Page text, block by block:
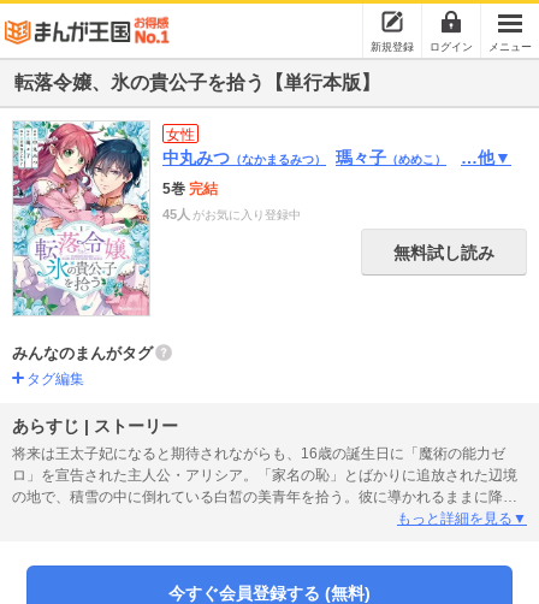
新規登録 ログイン メニュー
転落令嬢、氷の貴公子を拾う【単行本版】
女性
中丸みつ （なかまるみつ） 瑪々子 （めめこ） …他▼
5巻 完結
45人 がお気に入り登録中
無料試し読み
みんなのまんがタグ
タグ編集
あらすじ | ストーリー
将来は王太子妃になると期待されながらも、16歳の誕生日に「魔術の能力ゼ
ロ」を宣告された主人公・アリシア。「家名の恥」とばかりに追放された辺境
の地で、積雪の中に倒れている白皙の美青年を拾う。彼に導かれるままに降り
立った隣国――。アリシアはこの青年が国の筆頭魔術師であること、そして、
がらも転落した伯爵令嬢が、異国で紡ぐラブ?ファンタジー!!
もっと詳細を見る▼
今すぐ会員登録する (無料)